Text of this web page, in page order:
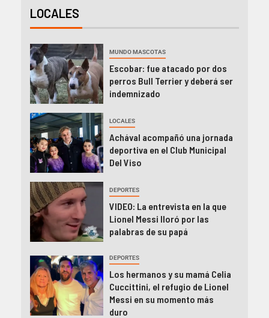
LOCALES
MUNDO MASCOTAS
Escobar: fue atacado por dos
perros Bull Terrier y deberá ser
indemnizado
LOCALES
Achával acompañó una jornada
deportiva en el Club Municipal
Del Viso
DEPORTES
VIDEO: La entrevista en la que
Lionel Messi lloró por las
palabras de su papá
DEPORTES
Los hermanos y su mamá Celia
Cuccittini, el refugio de Lionel
Messi en su momento más
duro